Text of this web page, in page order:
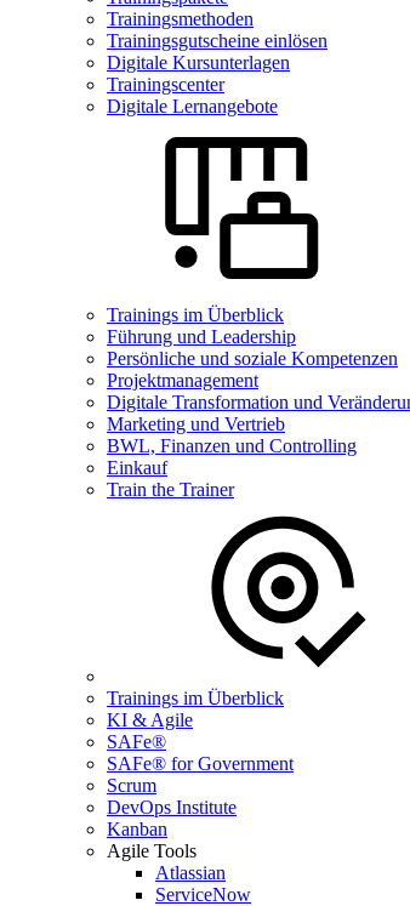
Trainingsmethoden
Trainingsgutscheine einlösen
Digitale Kursunterlagen
Trainingscenter
Digitale Lernangebote
Trainings im Überblick
Führung und Leadership
Persönliche und soziale Kompetenzen
Projektmanagement
Digitale Transformation und
Marketing und Vertrieb
BWL, Finanzen und Controlling
Einkauf
Train the Trainer
Trainings im Überblick
KI & Agile
SAFe®
SAFe® for Government
Scrum
DevOps Institute
Kanban
Agile Tools
Atlassian
ServiceNow